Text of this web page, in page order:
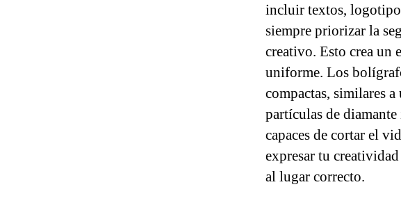
incluir textos,
siempre priorizar la
creativo. Esto crea un
uniforme. Los
compactas, similares
partículas de
capaces de cortar el
expresar tu
al lugar correcto.